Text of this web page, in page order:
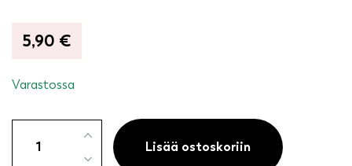
5,90 €
Varastossa
roosa
Lisää ostoskoriin